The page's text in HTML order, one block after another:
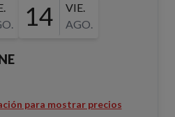
14
VIE.
AGO.
para mostrar precios